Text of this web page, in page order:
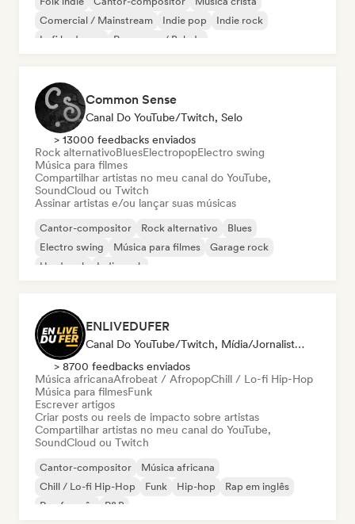
Comercial / Mainstream
Indie pop
Indie rock
Lofi bedroom
Pop suave / Balada
Common Sense
Canal Do YouTube/Twitch, Selo
> 13000 feedbacks enviados
Rock alternativoBluesElectropopElectro swing
Música para filmes
Compartilhar artistas no meu canal do YouTube,
SoundCloud ou Twitch
Assinar artistas e/ou lançar suas músicas
Cantor-compositor Rock alternativo
Blues
Electro swing
Música para filmes
Garage rock
Hard rock
Indie rock
ENLIVEDUFER
Canal Do YouTube/Twitch, Mídia/Jornalista, Influenciador
> 8700 feedbacks enviados
Música africanaAfrobeat / AfropopChill / Lo-fi Hip-Hop
Música para filmesFunk
Escrever artigos
Criar posts ou reels de impacto sobre artistas
Compartilhar artistas no meu canal do YouTube,
SoundCloud ou Twitch
Cantor-compositor
Música africana
Chill / Lo-fi Hip-Hop
Funk Hip-hop
Rap em inglês
Rap francês
R&B